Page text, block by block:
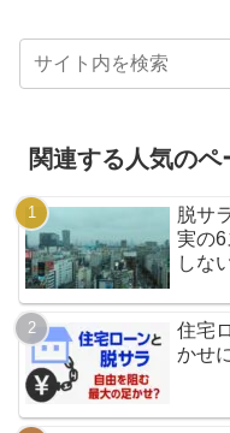
関連する人気のペ
脱サ
実の
しな
住宅
かせ